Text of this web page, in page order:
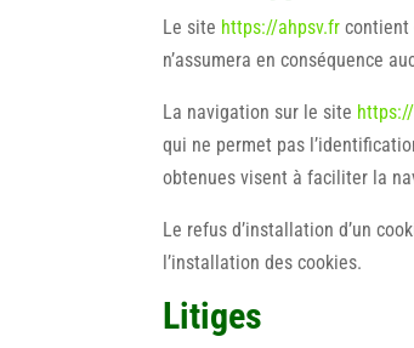
Le site https://ahpsv.fr contient
n’assumera en conséquence
La navigation sur le site
qui ne permet pas
obtenues visent à faciliter la
Le refus d’installation d’un
l’installation des cookies.
Litiges